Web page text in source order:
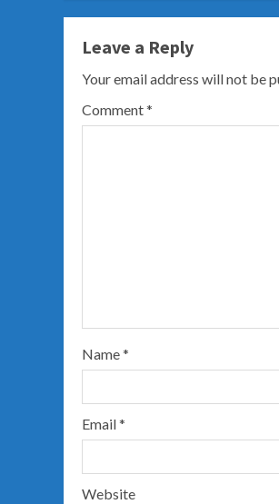
Leave a Reply
Your email address will not be
Comment*
Name*
Email*
Website